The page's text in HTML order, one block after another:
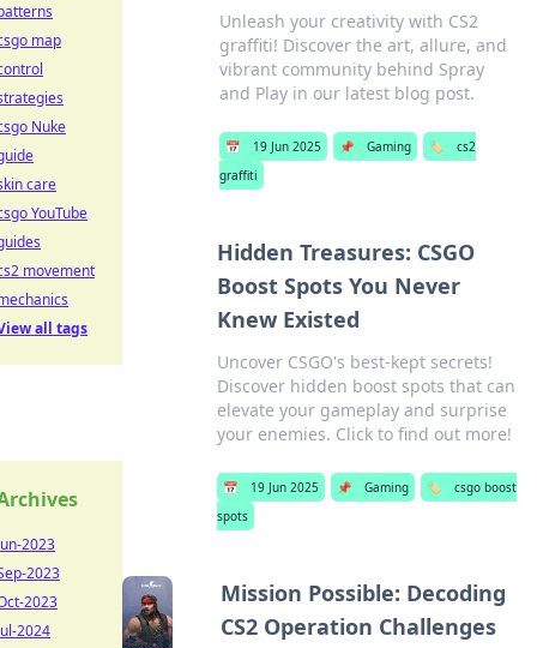
Unleash your creativity with CS2
graffiti! Discover the art, allure, and
vibrant community behind Spray
and Play in our latest blog post.
📅 19 Jun 2025 📌 Gaming 🏷️
cs2
graffiti
Hidden Treasures: CSGO
Boost Spots You Never
Knew Existed
Uncover CSGO's best-kept secrets!
Discover hidden boost spots that can
elevate your gameplay and surprise
your enemies. Click to find out more!
📅 19 Jun 2025 📌 Gaming 🏷️
csgo boost
spots
Mission Possible: Decoding
CS2 Operation Challenges
map
Nuke
care
YouTube
movement
all tags
2023
2023
2023
2024